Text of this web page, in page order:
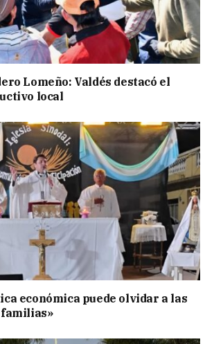
Lomeño: Valdés destacó el
local
económica puede olvidar a las